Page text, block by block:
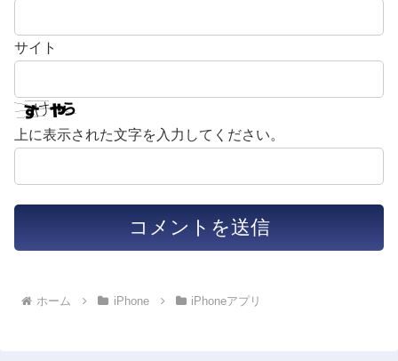
サイト
上に表示された文字を入力してください。
ホーム iPhone iPhoneアプリ